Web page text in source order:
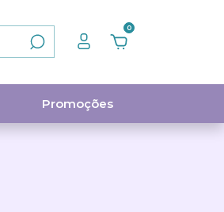
0
Promoções